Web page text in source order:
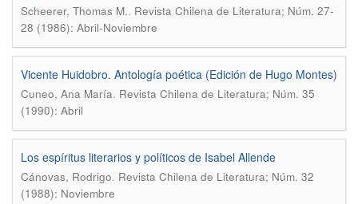
Scheerer, Thomas M.. Revista Chilena de Literatura; Núm. 27-
28 (1986): Abril-Noviembre
Vicente Huidobro. Antología poética (Edición de Hugo Montes)
Cuneo, Ana María. Revista Chilena de Literatura; Núm. 35
(1990): Abril
Los espíritus literarios y políticos de Isabel Allende
Cánovas, Rodrigo. Revista Chilena de Literatura; Núm. 32
(1988): Noviembre